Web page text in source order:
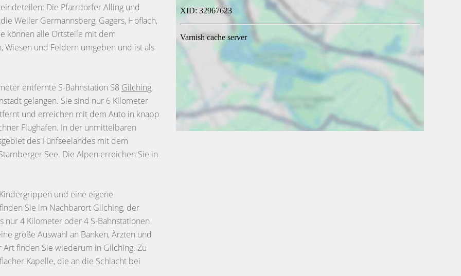
Die Pfarrdörfer Alling und
Weiler Germannsberg, Gagers, Hoflach,
können alle Ortsteile mit dem
Wiesen und Feldern umgeben und ist als
entfernte S-Bahnstation S8 Gilching,
gelangen. Sie sind nur 6 Kilometer
und erreichen mit dem Auto in knapp
Flughafen. In der unmittelbaren
des Fünfseelandes mit dem
See. Die Alpen erreichen Sie in
und eine eigene
Sie im Nachbarort Gilching, der
nur 4 Kilometer oder 4 S-Bahnstationen
große Auswahl an Banken, Ärzten und
finden Sie wiederum in Gilching. Zu
Kapelle, die an die Schlacht bei